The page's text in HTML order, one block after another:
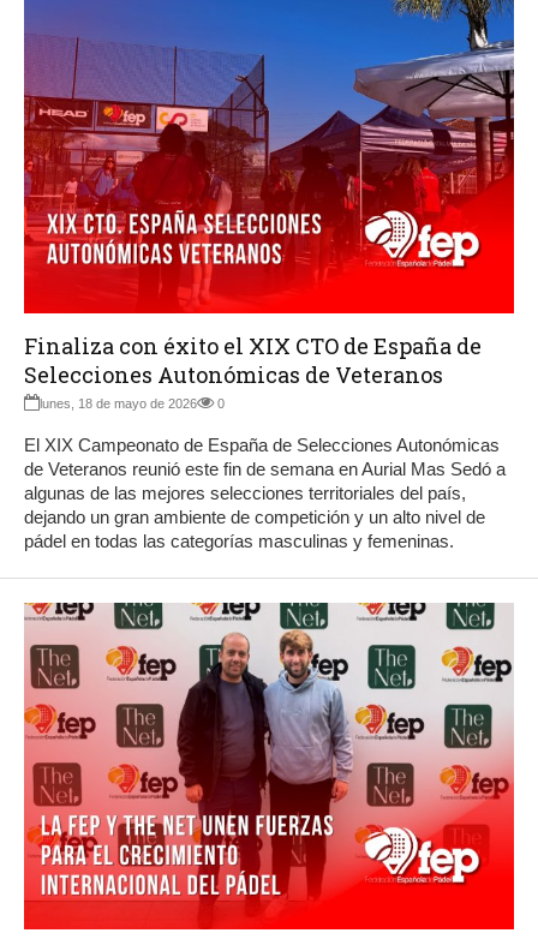
Finaliza con éxito el XIX CTO de España de
Selecciones Autonómicas de Veteranos
lunes, 18 de mayo de 2026 0
El XIX Campeonato de España de Selecciones Autonómicas
de Veteranos reunió este fin de semana en Aurial Mas Sedó a
algunas de las mejores selecciones territoriales del país,
dejando un gran ambiente de competición y un alto nivel de
pádel en todas las categorías masculinas y femeninas.